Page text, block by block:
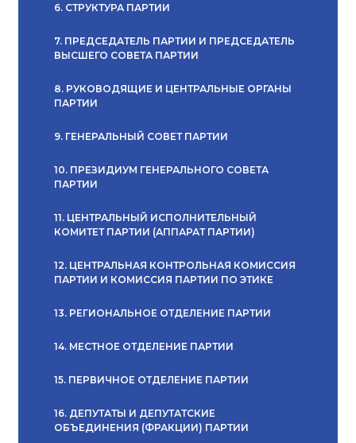
6. СТРУКТУРА ПАРТИИ
7. ПРЕДСЕДАТЕЛЬ ПАРТИИ И ПРЕДСЕДАТЕЛЬ
ВЫСШЕГО СОВЕТА ПАРТИИ
8. РУКОВОДЯЩИЕ И ЦЕНТРАЛЬНЫЕ ОРГАНЫ
ПАРТИИ
9. ГЕНЕРАЛЬНЫЙ СОВЕТ ПАРТИИ
10. ПРЕЗИДИУМ ГЕНЕРАЛЬНОГО СОВЕТА
ПАРТИИ
11. ЦЕНТРАЛЬНЫЙ ИСПОЛНИТЕЛЬНЫЙ
КОМИТЕТ ПАРТИИ (АППАРАТ ПАРТИИ)
12. ЦЕНТРАЛЬНАЯ КОНТРОЛЬНАЯ КОМИССИЯ
ПАРТИИ И КОМИССИЯ ПАРТИИ ПО ЭТИКЕ
13. РЕГИОНАЛЬНОЕ ОТДЕЛЕНИЕ ПАРТИИ
14. МЕСТНОЕ ОТДЕЛЕНИЕ ПАРТИИ
15. ПЕРВИЧНОЕ ОТДЕЛЕНИЕ ПАРТИИ
16. ДЕПУТАТЫ И ДЕПУТАТСКИЕ
ОБЪЕДИНЕНИЯ (ФРАКЦИИ) ПАРТИИ